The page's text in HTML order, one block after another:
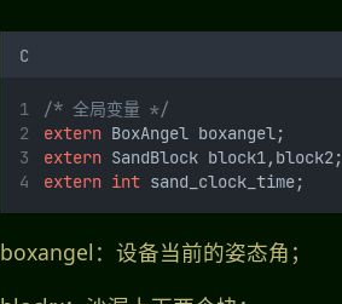
C
/* 全局变量 */
extern BoxAngel boxangel;
extern SandBlock block1,block2;
extern int sand_clock_time;
boxangel：设备当前的姿态角；